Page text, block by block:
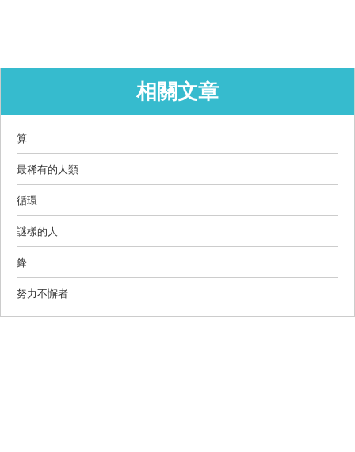
相關文章
算
最稀有的人類
循環
謎樣的人
鋒
努力不懈者